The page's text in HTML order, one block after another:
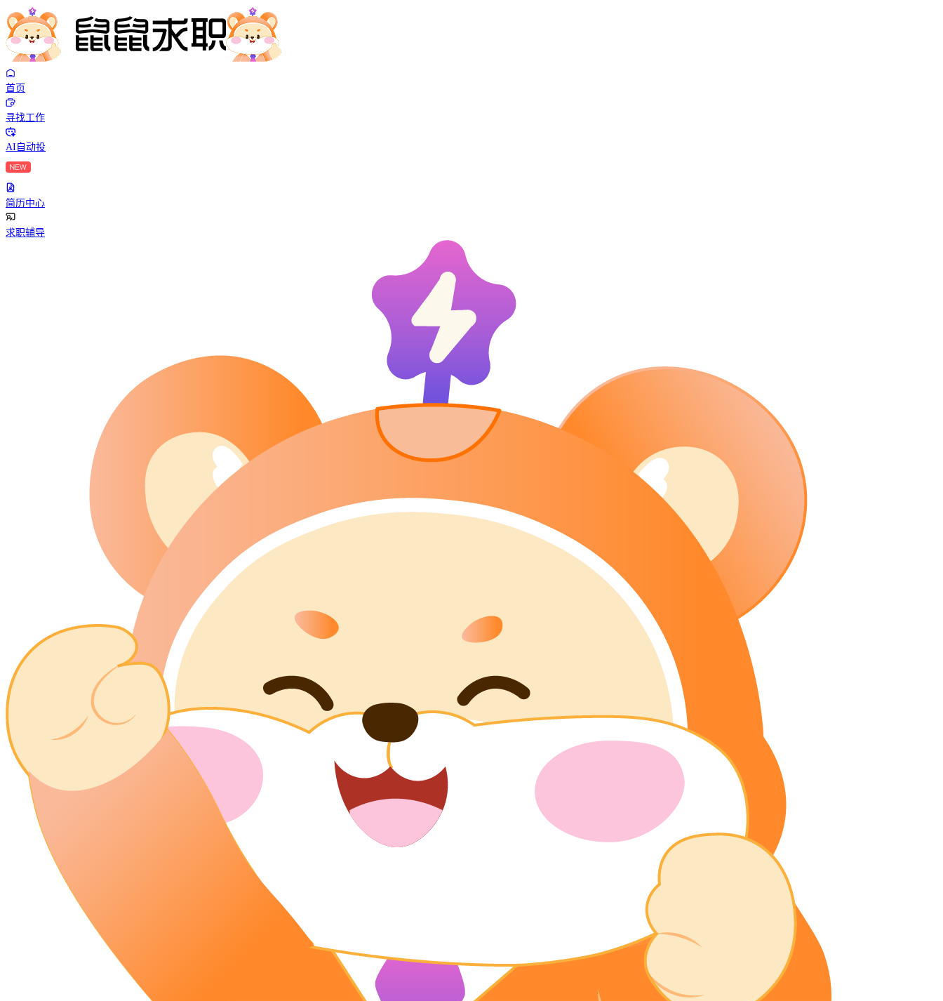
首页
寻找工作
AI自动投
简历中心
求职辅导